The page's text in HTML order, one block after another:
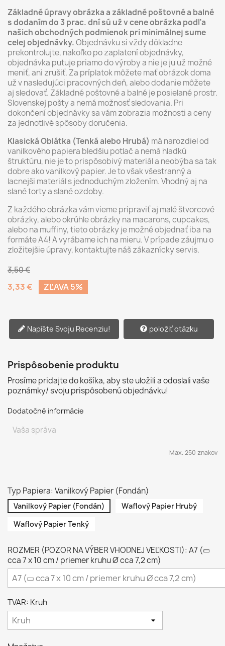
Základné úpravy obrázka a základné poštovné a balné
s dodaním do 3 prac. dní sú už v cene obrázka podľa
našich obchodných podmienok pri minimálnej sume
celej objednávky.Objednávku si vždy dôkladne
prekontrolujte, nakoľko po zaplatení objednávky,
objednávka putuje priamo do výroby a nie je ju už možné
meniť, ani zrušiť. Za príplatok môžete mať obrázok doma
už v nasledujúci pracovných deň, alebo dodanie môžete
aj sledovať. Základné poštovné a balné je posielané prostr.
Slovenskej pošty a nemá možnosť sledovania. Pri
dokončení objednávky sa vám zobrazia možnosti a ceny
za jednotlivé spôsoby doručenia.
Klasická Oblátka (Tenká alebo Hrubá) má narozdiel od
vanilkového papiera bledšiu potlač a nemá hladkú
štruktúru, nie je to prispôsobivý materiál a neobýba sa tak
dobre ako vanilkový papier. Je to však všestranný a
lacnejši materiál s jednoduchým zložením. Vhodný aj na
slané torty a slané ozdoby.
Z každého obrázka vám vieme pripraviť aj malé štvorcové
obrázky, alebo okrúhle obrázky na macarons, cupcakes,
alebo na muffiny, tieto obrázky je možné objednať iba na
formáte A4! A vyrábame ich na mieru. V prípade záujmu o
zložitejšie úpravy, kontaktujte náš zákaznícky servis.
3,50 €
3,33 € ZĽAVA 5%
Napíšte Svoju Recenziu! položiť otázku
Prispôsobenie produktu
Prosíme pridajte do košíka, aby ste uložili a odoslali vaše
poznámky/ svoju prispôsobenú objednávku!
Dodatočné informácie
Max. 250 znakov
Typ Papiera: Vanilkový Papier (Fondán)
Vanilkový Papier (Fondán)
Waflový Papier Hrubý
Waflový Papier Tenký
ROZMER (POZOR NA VÝBER VHODNEJ VEĽKOSTI): A7 (▭
cca 7 x 10 cm / priemer kruhu Ø cca 7,2 cm)
TVAR: Kruh